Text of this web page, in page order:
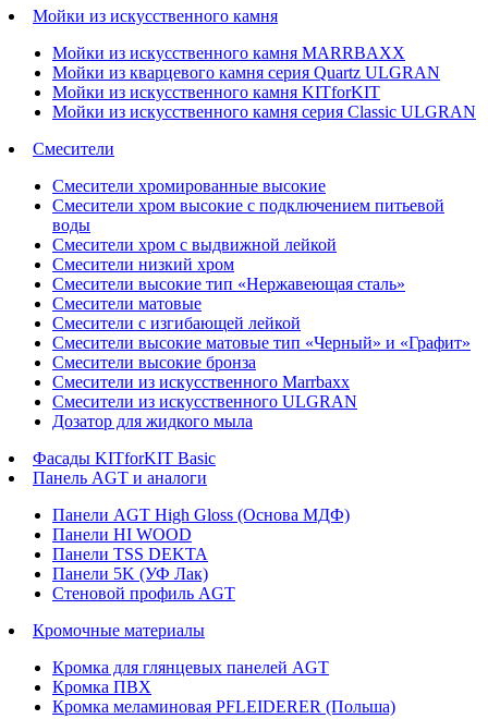
Мойки из искусственного камня
Мойки из искусственного камня MARRBAXX
Мойки из кварцевого камня серия Quartz ULGRAN
Мойки из искусственного камня KITforKIT
Мойки из искусственного камня серия Classic ULGRAN
Смесители
Смесители хромированные высокие
Смесители хром высокие с подключением питьевой
воды
Смесители хром с выдвижной лейкой
Смесители низкий хром
Смесители высокие тип «Нержавеющая сталь»
Смесители матовые
Смесители с изгибающей лейкой
Смесители высокие матовые тип «Черный» и «Графит»
Смесители высокие бронза
Смесители из искусственного Marrbaxx
Смесители из искусственного ULGRAN
Дозатор для жидкого мыла
Фасады KITforKIT Basic
Панель AGT и аналоги
Панели AGT High Gloss (Основа МДФ)
Панели HI WOOD
Панели TSS DEKTA
Панели 5K (УФ Лак)
Стеновой профиль AGT
Кромочные материалы
Кромка для глянцевых панелей AGT
Кромка ПВХ
Кромка меламиновая PFLEIDERER (Польша)